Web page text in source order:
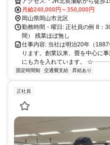
月給240,000円～350,000円
岡山県岡山市北区
勤務時間・曜日: 正社員の例 8：
間） 残業ほぼ無し
仕事内容: 当社は明治20年（
ります。創業以来、畳を中心に
にも力を入れています
固定時間制 交通費支給 昇給あり
正社員